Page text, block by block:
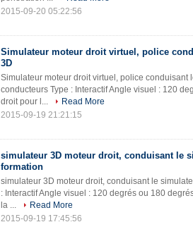
2015-09-20 05:22:56
Simulateur moteur droit virtuel, police
3D
Simulateur moteur droit virtuel, police
conducteurs Type : Interactif Angle visuel : 120
droit pour l...
Read More
2015-09-19 21:21:15
simulateur 3D moteur droit, conduisant le
formation
simulateur 3D moteur droit, conduisant le
: Interactif Angle visuel : 120 degrés ou 180
la ...
Read More
2015-09-19 17:45:56